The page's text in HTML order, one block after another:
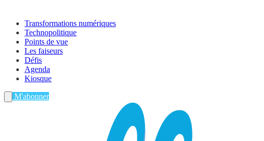
Transformations numériques
Technopolitique
Points de vue
Les faiseurs
Défis
Agenda
Kiosque
M'abonner